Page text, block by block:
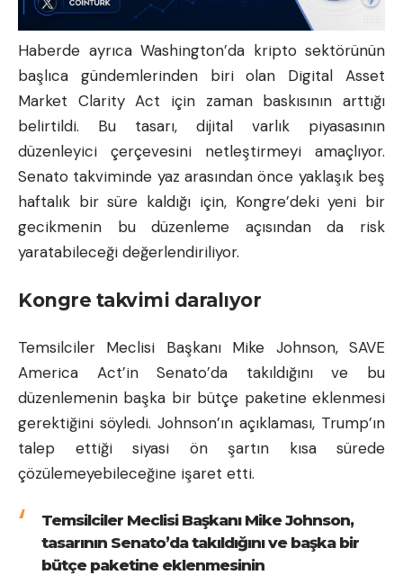
Haberde ayrıca Washington’da kripto sektörünün
başlıca gündemlerinden biri olan Digital Asset
Market Clarity Act için zaman baskısının arttığı
belirtildi. Bu tasarı, dijital varlık piyasasının
düzenleyici çerçevesini netleştirmeyi amaçlıyor.
Senato takviminde yaz arasından önce yaklaşık beş
haftalık bir süre kaldığı için, Kongre’deki yeni bir
gecikmenin bu düzenleme açısından da risk
yaratabileceği değerlendiriliyor.
Kongre takvimi daralıyor
Temsilciler Meclisi Başkanı Mike Johnson, SAVE
America Act’in Senato’da takıldığını ve bu
düzenlemenin başka bir bütçe paketine eklenmesi
gerektiğini söyledi. Johnson’ın açıklaması, Trump’ın
talep ettiği siyasi ön şartın kısa sürede
çözülemeyebileceğine işaret etti.
Temsilciler Meclisi Başkanı Mike Johnson,
tasarının Senato’da takıldığını ve başka bir
bütçe paketine eklenmesinin